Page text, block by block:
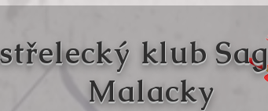
klub
Malacky